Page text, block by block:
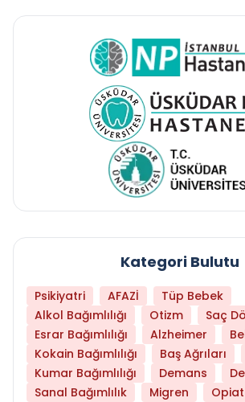
Kategori Bulutu
Psikiyatri AFAZİ
Tüp Bebek
Alkol Bağımlılığı
Otizm
Saç
Esrar Bağımlılığı
Alzheimer
Kokain Bağımlılığı
Baş Ağrıları
Kumar Bağımlılığı
Demans
Sanal Bağımlılık
Migren
Opiat